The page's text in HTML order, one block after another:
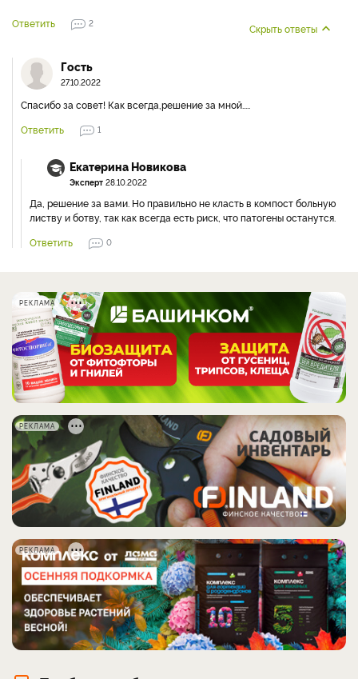
Ответить 2 Скрыть ответы
Гость
27.10.2022
Спасибо за совет! Как всегда,решение за мной.....
Ответить
1
Екатерина Новикова
Эксперт 28.10.2022
Да, решение за вами. Но правильно не класть в компост больную
листву и ботву, так как всегда есть риск, что патогены останутся.
Ответить
0
РЕКЛАМА
РЕКЛАМА
РЕКЛАМА